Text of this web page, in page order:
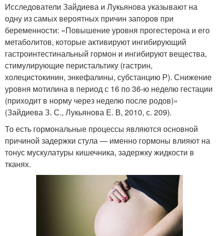
Исследователи Зайдиева и Лукьянова указывают на
одну из самых вероятных причин запоров при
беременности: «Повышение уровня прогестерона и его
метаболитов, которые активируют ингибирующий
гастроинтестинальный гормон и ингибируют вещества,
стимулирующие перистальтику (гастрин,
холецистокинин, энкефалины, субстанцию Р). Снижение
уровня мотилина в период с 16 по 36-ю неделю гестации
(приходит в норму через неделю после родов)»
(Зайдиева З. С., Лукьянова Е. В, 2010, с. 209).
То есть гормональные процессы являются основной
причиной задержки стула — именно гормоны влияют на
тонус мускулатуры кишечника, задержку жидкости в
тканях.